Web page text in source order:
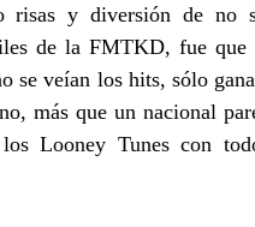
risas y diversión de no
de la FMTKD, fue que
se veían los hits, sólo
más que un nacional
Looney Tunes con